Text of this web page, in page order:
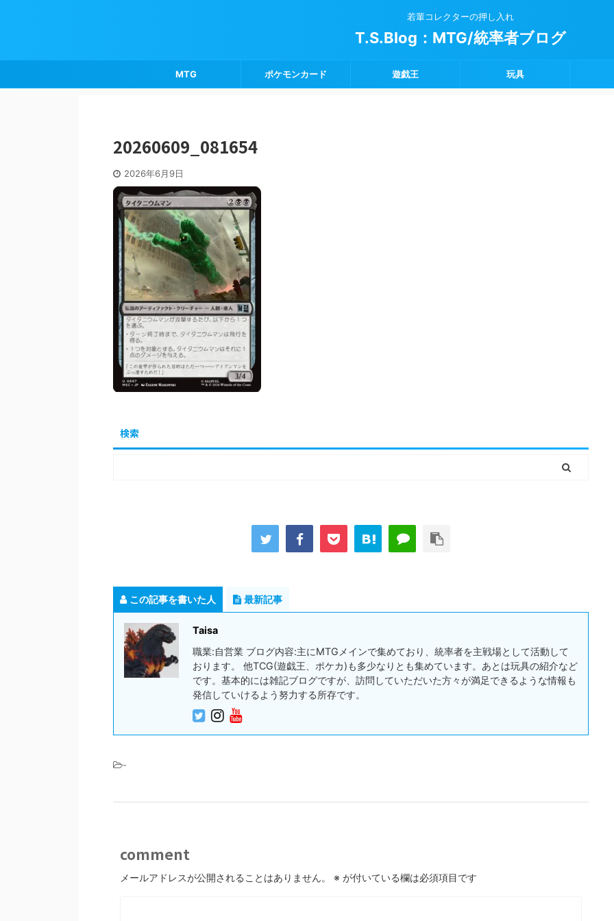
若輩コレクターの押し入れ
T.S.Blog：MTG/統率者ブログ
MTG ポケモンカード 遊戯王 玩具
20260609_081654
2026年6月9日
検索
この記事を書いた人 最新記事
Taisa
職業:自営業 ブログ内容:主にMTGメインで集めており、統率者を主戦場として活動して
おります。 他TCG(遊戯王、ポケカ)も多少なりとも集めています。あとは玩具の紹介など
です。基本的には雑記ブログですが、訪問していただいた方々が満足できるような情報も
発信していけるよう努力する所存です。
-
comment
メールアドレスが公開されることはありません。 ※ が付いている欄は必須項目です